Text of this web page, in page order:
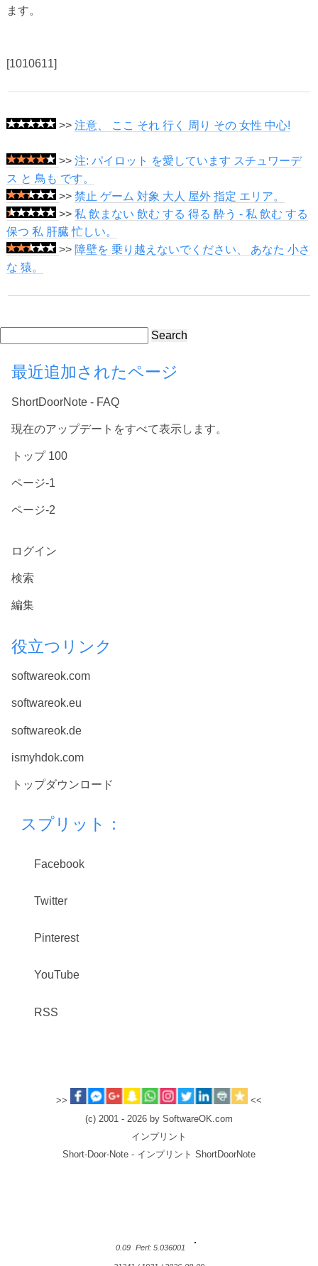
ます。
[1010611]
>> 注意、 ここ それ 行く 周り その 女性 中心!
>> 注: パイロット を愛しています スチュワーデ
ス と 鳥も です。
>> 禁止 ゲーム 対象 大人 屋外 指定 エリア。
>> 私 飲まない 飲む する 得る 酔う - 私 飲む する
保つ 私 肝臓 忙しい。
>> 障壁を 乗り越えないでください、 あなた 小さ
な 猿。
Search
最近追加されたページ
ShortDoorNote - FAQ
現在のアップデートをすべて表示します。
トップ 100
ページ-1
ページ-2
ログイン
検索
編集
役立つリンク
softwareok.com
softwareok.eu
softwareok.de
ismyhdok.com
トップダウンロード
スプリット：
Facebook
Twitter
Pinterest
YouTube
RSS
>>
<<
(c) 2001 - 2026 by SoftwareOK.com
インプリント
Short-Door-Note - インプリント ShortDoorNote
0.09 Perl: 5.036001